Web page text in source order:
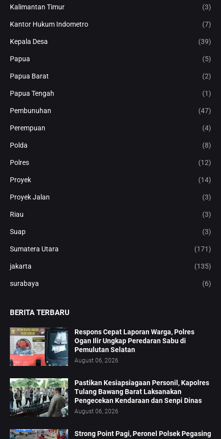
Kalimantan Timur (3)
Kantor Hukum Indometro (7)
Kepala Desa (39)
Papua (5)
Papua Barat (2)
Papua Tengah (1)
Pembunuhan (47)
Perempuan (4)
Polda (8)
Polres (12)
Proyek (14)
Proyek Jalan (3)
Riau (3)
Suap (3)
Sumatera Utara (171)
jakarta (135)
surabaya (6)
BERITA TERBARU
Respons Cepat Laporan Warga, Polres
Ogan Ilir Ungkap Peredaran Sabu di
Pemulutan Selatan
August 06, 2026
Pastikan Kesiapsiagaan Personil, Kapolres
Tulang Bawang Barat Laksanakan
Pengecekan Kendaraan dan Senpi Dinas
August 06, 2026
Strong Point Pagi, Peronel Polsek Pegasing